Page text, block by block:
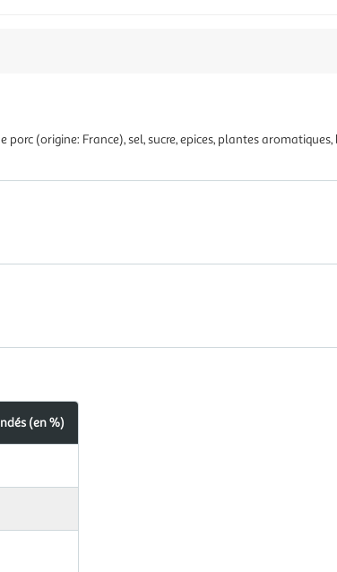
(origine: France), sel, sucre, epices, plantes
(en %)